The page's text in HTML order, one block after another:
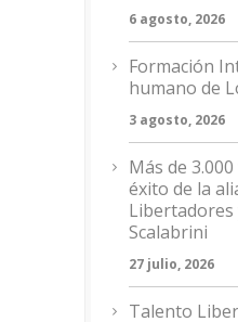
6 agosto, 2026
Formación
humano de
3 agosto, 2026
Más de
éxito de la
Libertadores
Scalabrini
27 julio, 2026
Talento